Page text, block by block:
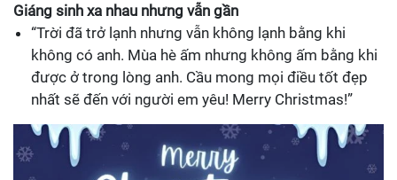
Giáng sinh xa nhau nhưng vẫn gần
“Trời đã trở lạnh nhưng vẫn không lạnh bằng khi
không có anh. Mùa hè ấm nhưng không ấm bằng khi
được ở trong lòng anh. Cầu mong mọi điều tốt đẹp
nhất sẽ đến với người em yêu! Merry Christmas!”